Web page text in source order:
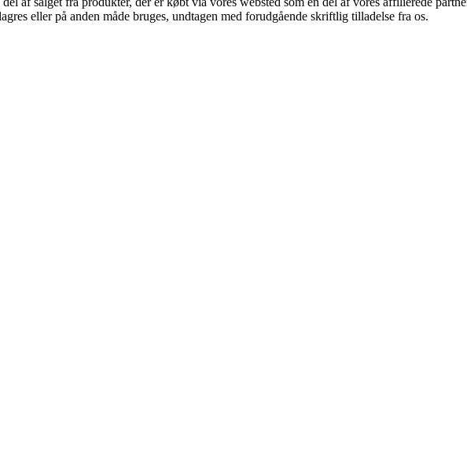
eller på anden måde bruges, undtagen med forudgående skriftlig tilladelse fra os.